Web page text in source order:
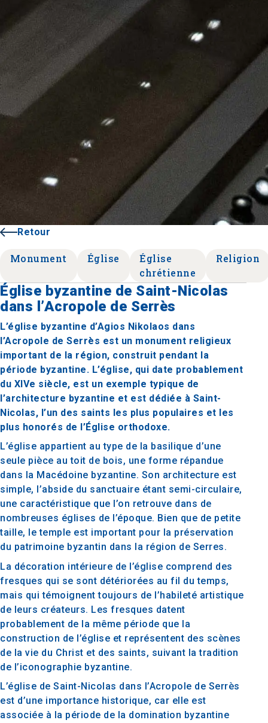
Retour
Monument Église
Église
chrétienne
Religion
Église byzantine de Saint-Nicolas
dans l’Acropole de Serrès
L’église byzantine d’Agios Nikolaos dans
l’Acropole de Serrès est un monument religieux
important de la région, construit pendant la
période byzantine. L’église, qui date probablement
du XIVe siècle, est un exemple typique de
l’architecture byzantine et est dédiée à Saint-
Nicolas, l’un des saints les plus populaires et les
plus honorés de l’Église orthodoxe.
L’église appartient au type de la basilique d’une
seule pièce au toit de bois, une forme répandue
dans la Macédoine byzantine. Son architecture est
simple, l’abside du sanctuaire étant semi-circulaire,
une caractéristique que l’on retrouve dans de
nombreuses églises de l’époque. Bien que de petite
taille, le temple est important pour la préservation
du patrimoine byzantin dans la région de Serres.
La décoration intérieure de l’église comprend des
fresques qui se sont détériorées au fil du temps,
mais qui témoignent toujours de l’habileté artistique
de leurs créateurs. Les fresques datent
probablement de la même période que la
construction de l’église et représentent des scènes
de la vie du Christ et des saints, suivant la tradition
de l’iconographie byzantine.
L’église de Saint-Nicolas dans l’Acropole de Serrès
est d’une importance historique, car elle est
associée à la période de la domination byzantine